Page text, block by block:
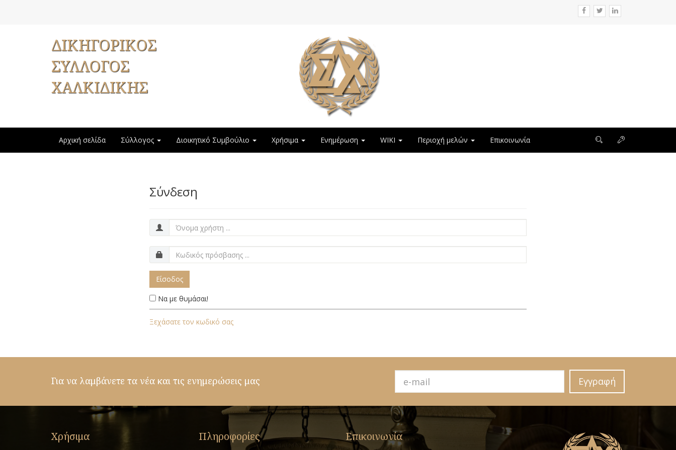
ΔΙΚΗΓΟΡΙΚΟΣ
ΣΥΛΛΟΓΟΣ
ΧΑΛΚΙΔΙΚΗΣ
Αρχική σελίδα Σύλλογος Διοικητικό Συμβούλιο Χρήσιμα Ενημέρωση WIKI Περιοχή μελών Επικοινωνία
Σύνδεση
Είσοδος
Να με θυμάσαι!
Ξεχάσατε τον κωδικό σας
Για να λαμβάνετε τα νέα και τις ενημερώσεις μας Εγγραφή
Χρήσιμα Πληροφορίες Επικοινωνία